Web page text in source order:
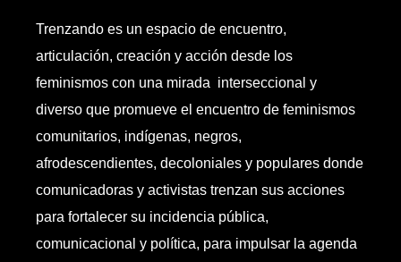
Trenzando es un espacio de encuentro,
articulación, creación y acción desde los
feminismos con una mirada interseccional y
diverso que promueve el encuentro de feminismos
comunitarios, indígenas, negros,
afrodescendientes, decoloniales y populares donde
comunicadoras y activistas trenzan sus acciones
para fortalecer su incidencia pública,
comunicacional y política, para impulsar la agenda